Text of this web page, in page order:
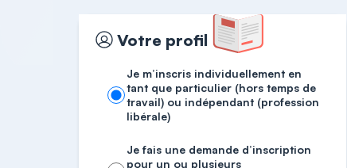
Votre profil
Je m’inscris individuellement en
tant que particulier (hors temps de
travail) ou indépendant (profession
libérale)
Je fais une demande d’inscription
pour un ou plusieurs